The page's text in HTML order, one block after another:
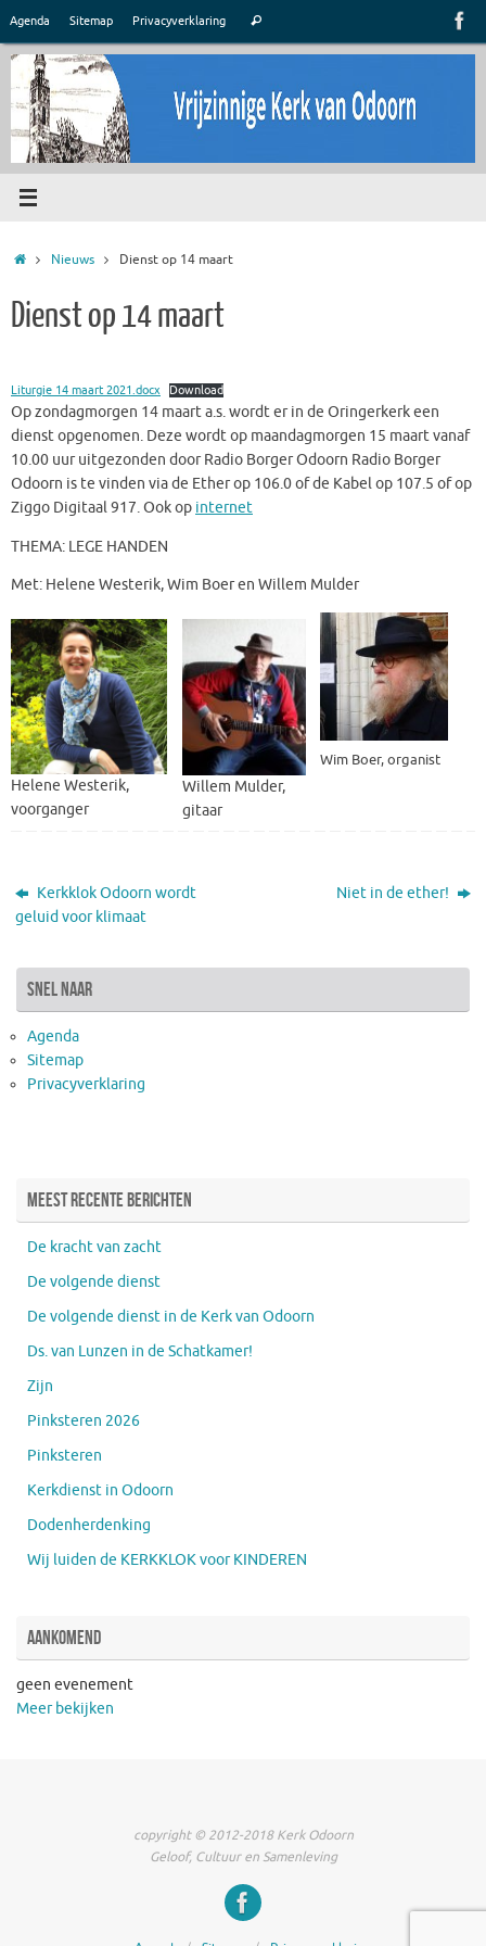
de
inhoud
Agenda Sitemap Privacyverklaring Zoeken
HomeNieuws Dienst op 14 maart
Dienst op 14 maart
Liturgie 14 maart 2021.docx Download
Op zondagmorgen 14 maart a.s. wordt er in de Oringerkerk een
dienst opgenomen. Deze wordt op maandagmorgen 15 maart vanaf
10.00 uur uitgezonden door Radio Borger Odoorn Radio Borger
Odoorn is te vinden via de Ether op 106.0 of de Kabel op 107.5 of op
Ziggo Digitaal 917. Ook op internet
THEMA: LEGE HANDEN
Met: Helene Westerik, Wim Boer en Willem Mulder
Helene Westerik,
voorganger
Willem Mulder,
gitaar
Wim Boer, organist
Kerkklok Odoorn wordt
geluid voor klimaat
Niet in de ether!
snel naar
Agenda
Sitemap
Privacyverklaring
Meest recente berichten
De kracht van zacht
De volgende dienst
De volgende dienst in de Kerk van Odoorn
Ds. van Lunzen in de Schatkamer!
Zijn
Pinksteren 2026
Pinksteren
Kerkdienst in Odoorn
Dodenherdenking
Wij luiden de KERKKLOK voor KINDEREN
Aankomend
geen evenement
Meer bekijken
copyright © 2012-2018 Kerk Odoorn
Geloof, Cultuur en Samenleving